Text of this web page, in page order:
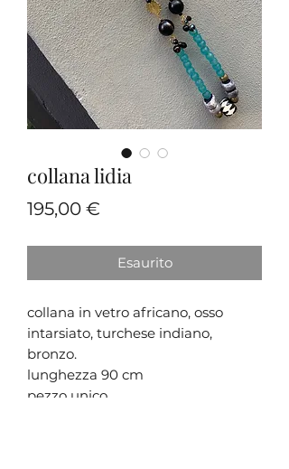
collana lidia
195,00 €
Esaurito
collana in vetro africano, osso
intarsiato, turchese indiano,
bronzo.
lunghezza 90 cm
pezzo unico